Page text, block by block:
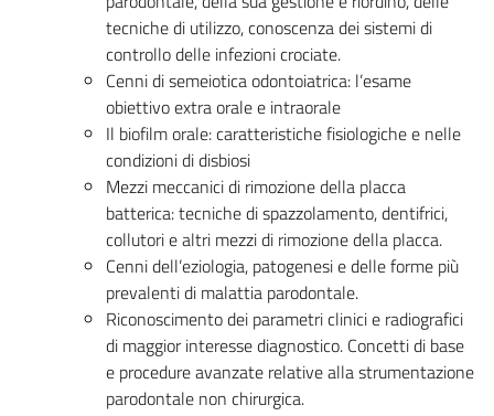
tecniche di utilizzo, conoscenza dei sistemi di
controllo delle infezioni crociate.
Cenni di semeiotica odontoiatrica: l’esame
obiettivo extra orale e intraorale
Il biofilm orale: caratteristiche fisiologiche e nelle
condizioni di disbiosi
Mezzi meccanici di rimozione della placca
batterica: tecniche di spazzolamento, dentifrici,
collutori e altri mezzi di rimozione della placca.
Cenni dell’eziologia, patogenesi e delle forme più
prevalenti di malattia parodontale.
Riconoscimento dei parametri clinici e radiografici
di maggior interesse diagnostico. Concetti di base
e procedure avanzate relative alla strumentazione
parodontale non chirurgica.